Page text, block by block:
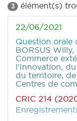
3 élément(s)
22/06/2021
Question orale
BORSUS
Commerce
l'Innovation,
du territoire,
Centres de
CRIC 214